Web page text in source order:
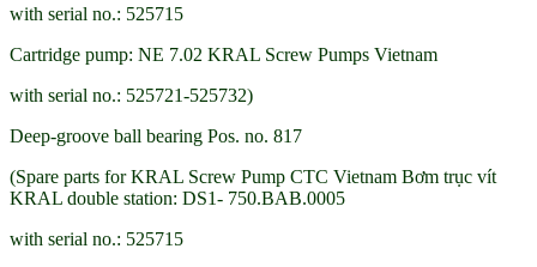
with serial no.: 525715
Cartridge pump: NE 7.02 KRAL Screw Pumps Vietnam
with serial no.: 525721-525732)
Deep-groove ball bearing Pos. no. 817
(Spare parts for KRAL Screw Pump CTC Vietnam Bơm trục vít
KRAL double station: DS1- 750.BAB.0005
with serial no.: 525715